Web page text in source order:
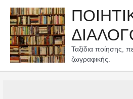
περιεχόμενο
Ταξίδια ποίησης,
ζωγραφικής.